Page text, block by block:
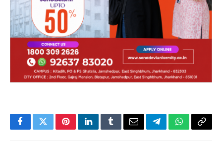
FacebookTwitterPinterestLinkedInTumblrEmailTelegramWhatsApp
Copy